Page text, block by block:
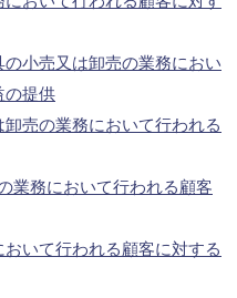
小売又は卸売の業務におい
の提供
売の業務において行われる
業務において行われる顧客
いて行われる顧客に対する